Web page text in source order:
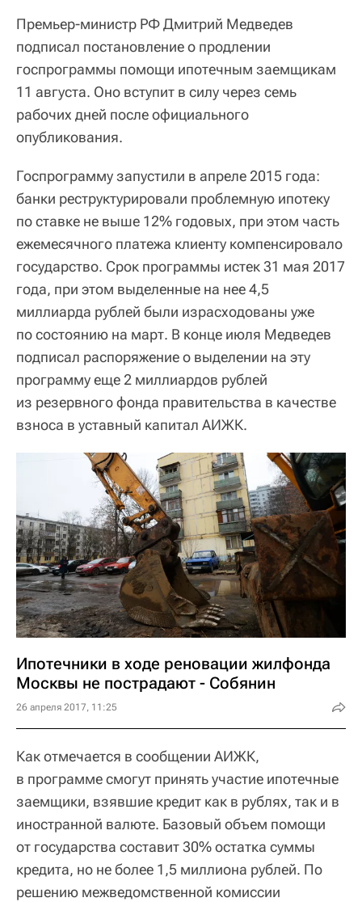
Премьер-министр РФ Дмитрий Медведев
подписал постановление о продлении
госпрограммы помощи ипотечным заемщикам
11 августа. Оно вступит в силу через семь
рабочих дней после официального
опубликования.
Госпрограмму запустили в апреле 2015 года:
банки реструктурировали проблемную ипотеку
по ставке не выше 12% годовых, при этом часть
ежемесячного платежа клиенту компенсировало
государство. Срок программы истек 31 мая 2017
года, при этом выделенные на нее 4,5
миллиарда рублей были израсходованы уже
по состоянию на март. В конце июля Медведев
подписал распоряжение о выделении на эту
программу еще 2 миллиардов рублей
из резервного фонда правительства в качестве
взноса в уставный капитал АИЖК.
Ипотечники в ходе реновации жилфонда
Москвы не пострадают - Собянин
26 апреля 2017, 11:25
Как отмечается в сообщении АИЖК,
в программе смогут принять участие ипотечные
заемщики, взявшие кредит как в рублях, так и в
иностранной валюте. Базовый объем помощи
от государства составит 30% остатка суммы
кредита, но не более 1,5 миллиона рублей. По
решению межведомственной комиссии